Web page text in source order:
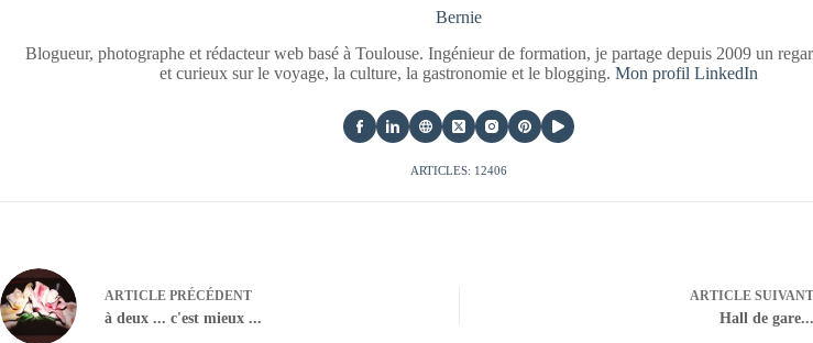
Bernie
Blogueur, photographe et rédacteur web basé à Toulouse. Ingénieur de formation, je partage depuis 2009 un
et curieux sur le voyage, la culture, la gastronomie et le blogging.Mon profil LinkedIn
ARTICLES: 12406
ARTICLE PRÉCÉDENT
à deux ... c'est mieux ...
ARTICLESUIVANT
Hall de gare...